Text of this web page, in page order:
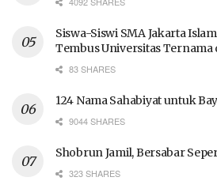
Siswa-Siswi SMA Jakarta
Tembus Universitas Ternama
83 SHARES
124 Nama Sahabiyat untuk
9044 SHARES
Shobrun Jamil, Bersabar
323 SHARES